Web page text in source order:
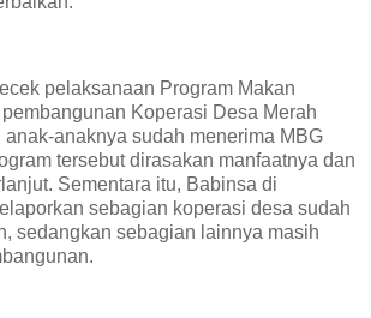
pelaksanaan Program Makan
Koperasi Desa Merah
anak-anaknya sudah menerima MBG
tersebut dirasakan manfaatnya dan
Sementara itu, Babinsa di
sebagian koperasi desa sudah
sedangkan sebagian lainnya masih